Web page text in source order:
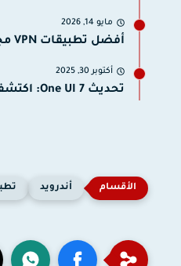
مايو 14, 2026
أفضل تطبيقات VPN مجانية وآمنة لسنة 2026 (دليل شامل).
أكتوبر 30, 2025
تحديث One UI 7: اكتشف 5 مزايا مذهلة في هواتف...
أندرويد